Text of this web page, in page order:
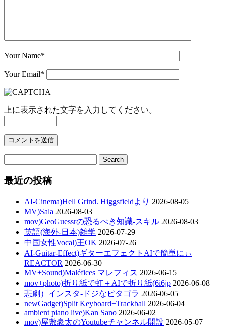
Your Name*
Your Email*
上に表示された文字を入力してください。
最近の投稿
AI-Cinema)Hell Grind. Higgsfieldより 2026-08-05
MV)Sala 2026-08-03
mov)GeoGuessrの恐るべき知識-スキル 2026-08-03
英語(海外-日本)雑学 2026-07-29
中国女性Vocal)王OK 2026-07-26
AI-Guitar-Effect)ギターエフェクトAIで簡単にぃ
REACTOR 2026-06-30
MV+Sound)Maléfices マレフィス 2026-06-15
mov+photo)折り紙で虹＋AIで折り紙(6i6jp 2026-06-08
悲劇）インスタ-ドジなピタゴラ 2026-06-05
newGadget)Split Keyboard+Trackball 2026-06-04
ambient piano live)Kan Sano 2026-06-02
mov)屋敷豪太のYoutubeチャンネル開設 2026-05-07